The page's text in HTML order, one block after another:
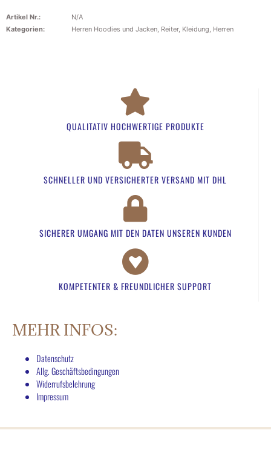
Artikel Nr.:
N/A
Kategorien:
Herren Hoodies und Jacken, Reiter, Kleidung, Herren
QUALITATIV HOCHWERTIGE PRODUKTE
SCHNELLER UND VERSICHERTER VERSAND MIT DHL
SICHERER UMGANG MIT DEN DATEN UNSEREN KUNDEN​
KOMPETENTER & FREUNDLICHER SUPPORT​
MEHR INFOS:
Datenschutz
Allg. Geschäftsbedingungen
Widerrufsbelehrung
Impressum